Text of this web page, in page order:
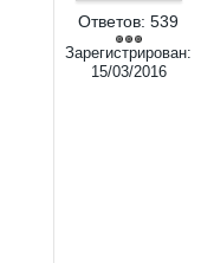
Ответов: 539
Зарегистрирован:
15/03/2016